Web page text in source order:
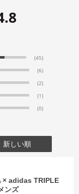
(45)
(6)
(2)
(1)
(0)
新しい順
× adidas TRIPLE
ンズ